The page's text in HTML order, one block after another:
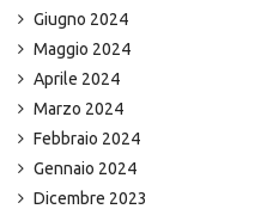
Giugno 2024
Maggio 2024
Aprile 2024
Marzo 2024
Febbraio 2024
Gennaio 2024
Dicembre 2023